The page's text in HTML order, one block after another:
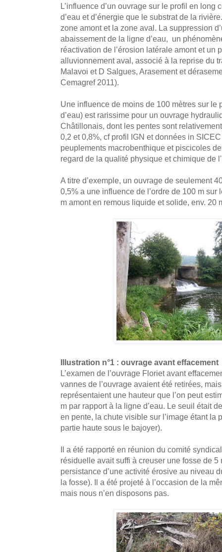
L’influence d’un ouvrage sur le profil en long
d’eau et d’énergie que le substrat de la
zone amont et la zone aval. La suppression
abaissement de la ligne d’eau, un
réactivation de l’érosion latérale amont et un
alluvionnement aval, associé à la reprise du
Malavoi et D Salgues, Arasement et
Cemagref 2011).
Une influence de moins de 100 mètres sur le
d’eau) est rarissime pour un ouvrage
Châtillonais, dont les pentes sont
0,2 et 0,8%, cf profil IGN et données in
peuplements macrobenthique et piscicoles
regard de la qualité physique et chimique de
A titre d’exemple, un ouvrage de seulement
0,5% a une influence de l’ordre de 100 m
m amont en remous liquide et solide, env. 20
Illustration n°1 : ouvrage avant effacement
L’examen de l’ouvrage Floriet avant
vannes de l’ouvrage avaient été retirées,
représentaient une hauteur que l’on peut
m par rapport à la ligne d’eau. Le seuil était
en pente, la chute visible sur l’image étant la
partie haute sous le bajoyer).
Il a été rapporté en réunion du comité
résiduelle avait suffi à creuser une fosse de 5
persistance d’une activité érosive au niveau
la fosse). Il a été projeté à l’occasion de la
mais nous n’en disposons pas.